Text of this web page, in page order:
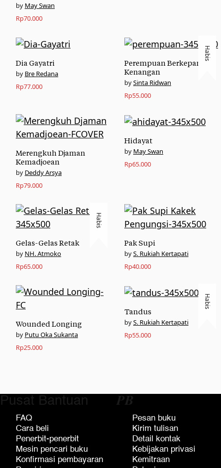
May Swan
Rp70.000
Dia Gayatri
Bre Redana
Rp77.000
Habis
Perempuan Berkepang
Kenangan
Sinta Ridwan
Rp55.000
Merengkuh Djaman
Kemadjoean
Deddy Arsya
Rp79.000
Hidayat
May Swan
Rp65.000
Habis
Gelas-Gelas Retak
NH. Atmoko
Rp65.000
Pak Supi
S. Rukiah Kertapati
Rp40.000
Wounded Longing
Putu Oka Sukanta
Rp25.000
Habis
Tandus
S. Rukiah Kertapati
Rp55.000
Pusat Bantuan
FAQ
Cara beli
Penerbit-penerbit
Mesin pencari buku
Konfirmasi pembayaran
𝑷𝑩
Pesan buku
Kirim tulisan
Detail kontak
Kebijakan privasi
Kemitraan